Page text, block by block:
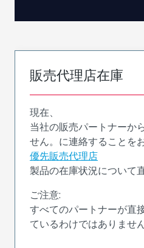
販売代理店在庫
現在、
当社の販売パートナーか
せん。に連絡することを
優先販売代理店
製品の在庫状況について
ご注意:
すべてのパートナーが直
ているわけではありません